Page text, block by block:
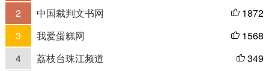
2
中国裁判文书网  1872
3
我爱蛋糕网  1568
4
荔枝台珠江频道  349